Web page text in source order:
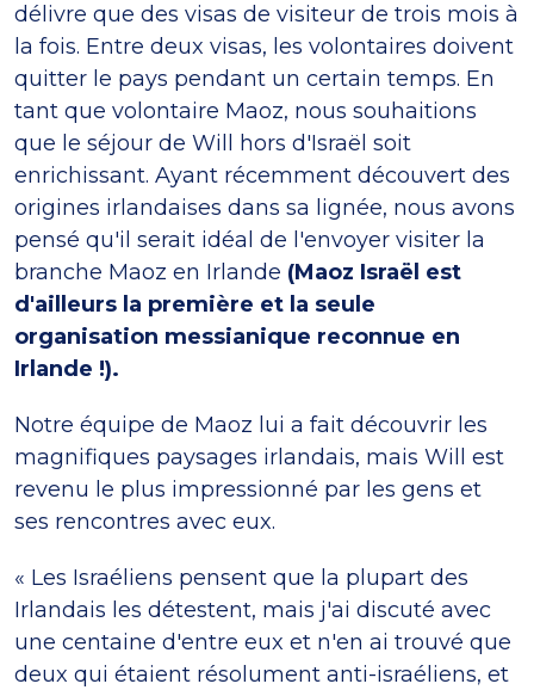
délivre que des visas de visiteur de trois mois à
la fois. Entre deux visas, les volontaires doivent
quitter le pays pendant un certain temps. En
tant que volontaire Maoz, nous souhaitions
que le séjour de Will hors d'Israël soit
enrichissant. Ayant récemment découvert des
origines irlandaises dans sa lignée, nous avons
pensé qu'il serait idéal de l'envoyer visiter la
branche Maoz en Irlande (Maoz Israël est
d'ailleurs la première et la seule
organisation messianique reconnue en
Irlande !).
Notre équipe de Maoz lui a fait découvrir les
magnifiques paysages irlandais, mais Will est
revenu le plus impressionné par les gens et
ses rencontres avec eux.
« Les Israéliens pensent que la plupart des
Irlandais les détestent, mais j'ai discuté avec
une centaine d'entre eux et n'en ai trouvé que
deux qui étaient résolument anti-israéliens, et